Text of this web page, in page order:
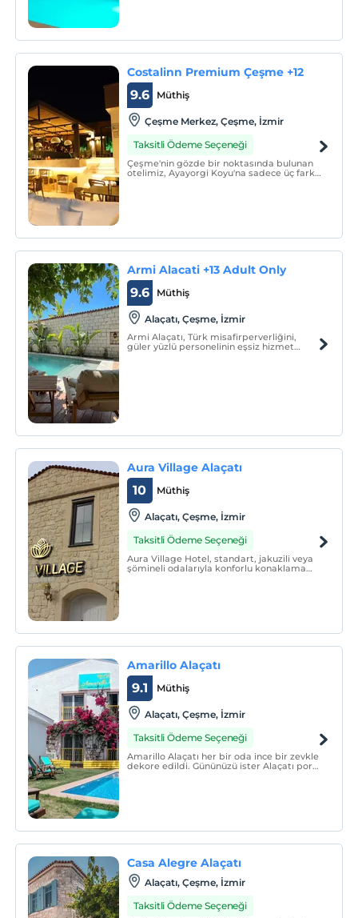
Costalinn Premium Çeşme +12
Müthiş
9.6
Çeşme Merkez, Çeşme, İzmir
Taksitli Ödeme Seçeneği
Çeşme'nin gözde bir noktasında bulunan
otelimiz, Ayayorgi Koyu'na sadece üç farklı
Armi Alacati +13 Adult Only
Müthiş
9.6
Alaçatı, Çeşme, İzmir
Armi Alaçatı, Türk misafirperverliğini,
güler yüzlü personelinin eşsiz hizmet
Aura Village Alaçatı
Müthiş
10
Alaçatı, Çeşme, İzmir
Taksitli Ödeme Seçeneği
Aura Village Hotel, standart, jakuzili veya
şömineli odalarıyla konforlu konaklama
Amarillo Alaçatı
Müthiş
9.1
Alaçatı, Çeşme, İzmir
Taksitli Ödeme Seçeneği
Amarillo Alaçatı her bir oda ince bir zevkle
dekore edildi. Gününüzü ister Alaçatı port
Casa Alegre Alaçatı
Alaçatı, Çeşme, İzmir
Taksitli Ödeme Seçeneği